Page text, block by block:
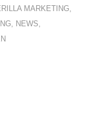
MARKETING,
, NEWS,